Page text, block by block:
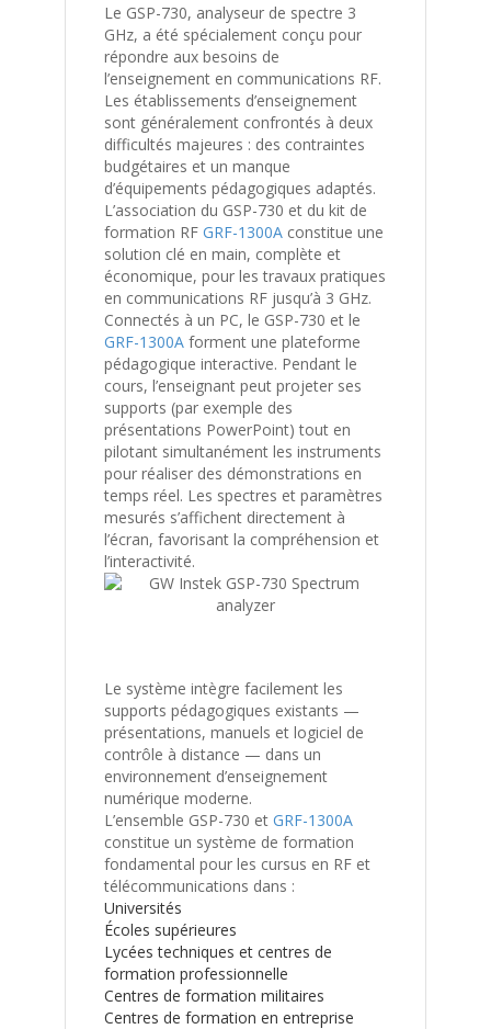
Le GSP-730, analyseur de spectre 3
GHz, a été spécialement conçu pour
répondre aux besoins de
l’enseignement en communications RF.
Les établissements d’enseignement
sont généralement confrontés à deux
difficultés majeures : des contraintes
budgétaires et un manque
d’équipements pédagogiques adaptés.
L’association du GSP-730 et du kit de
formation RF GRF-1300A constitue une
solution clé en main, complète et
économique, pour les travaux pratiques
en communications RF jusqu’à 3 GHz.
Connectés à un PC, le GSP-730 et le
GRF-1300A forment une plateforme
pédagogique interactive. Pendant le
cours, l’enseignant peut projeter ses
supports (par exemple des
présentations PowerPoint) tout en
pilotant simultanément les instruments
pour réaliser des démonstrations en
temps réel. Les spectres et paramètres
mesurés s’affichent directement à
l’écran, favorisant la compréhension et
l’interactivité.
Le système intègre facilement les
supports pédagogiques existants —
présentations, manuels et logiciel de
contrôle à distance — dans un
environnement d’enseignement
numérique moderne.
L’ensemble GSP-730 et GRF-1300A
constitue un système de formation
fondamental pour les cursus en RF et
télécommunications dans :
Universités
Écoles supérieures
Lycées techniques et centres de
formation professionnelle
Centres de formation militaires
Centres de formation en entreprise